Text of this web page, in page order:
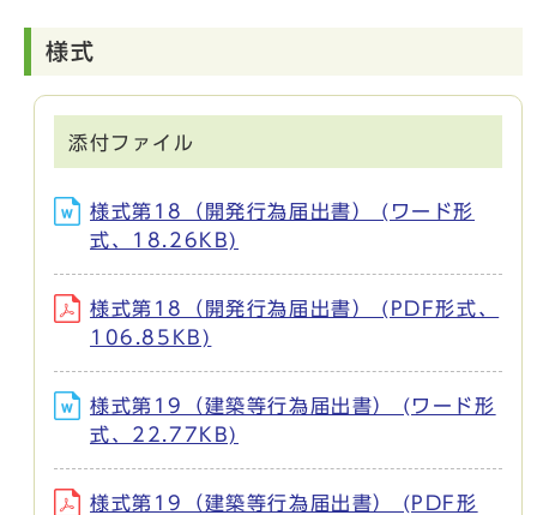
様式
添付ファイル
様式第18（開発行為届出書） (ワード形
式、18.26KB)
様式第18（開発行為届出書） (PDF形式、
106.85KB)
様式第19（建築等行為届出書） (ワード形
式、22.77KB)
様式第19（建築等行為届出書） (PDF形